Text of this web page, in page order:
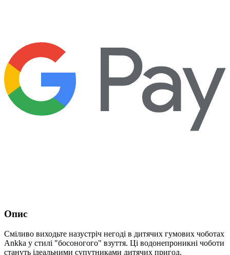
Опис
Сміливо виходьте назустріч негоді в дитячих гумових чоботах
Ankka у стилі "босоногого" взуття. Ці водонепроникні чоботи
стануть ідеальними супутниками дитячих пригод.